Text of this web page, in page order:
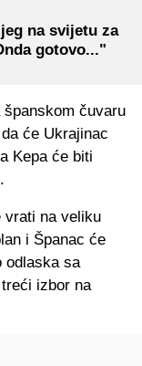
na svijetu za
gotovo..."
čuvaru
će Ukrajinac
Kepa će biti
vrati na veliku
i Španac će
odlaska sa
izbor na